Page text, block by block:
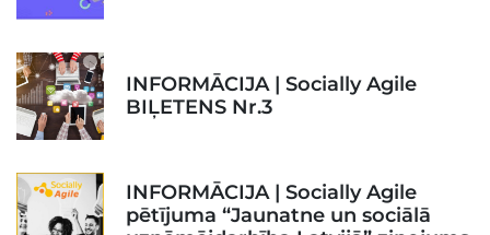
INFORMĀCIJA | Socially Agile
BIĻETENS Nr.3
INFORMĀCIJA | Socially Agile
pētījuma “Jaunatne un sociālā